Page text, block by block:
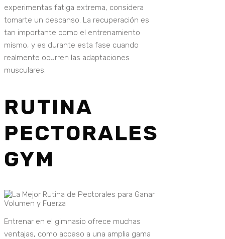
experimentas fatiga extrema, considera
tomarte un descanso. La recuperación es
tan importante como el entrenamiento
mismo, y es durante esta fase cuando
realmente ocurren las adaptaciones
musculares.
RUTINA
PECTORALES
GYM
Entrenar en el gimnasio ofrece muchas
ventajas, como acceso a una amplia gama